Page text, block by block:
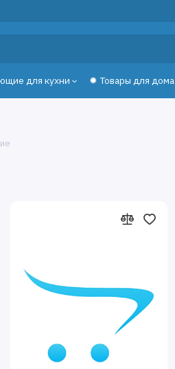
для кухни ✹ Товары для дома